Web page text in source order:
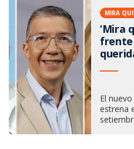
MIRA
‘Mira
frente
El
estrena